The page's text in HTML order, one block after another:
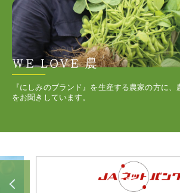
『にしみのブランド』を生産する農家の方に
をお聞きしています。